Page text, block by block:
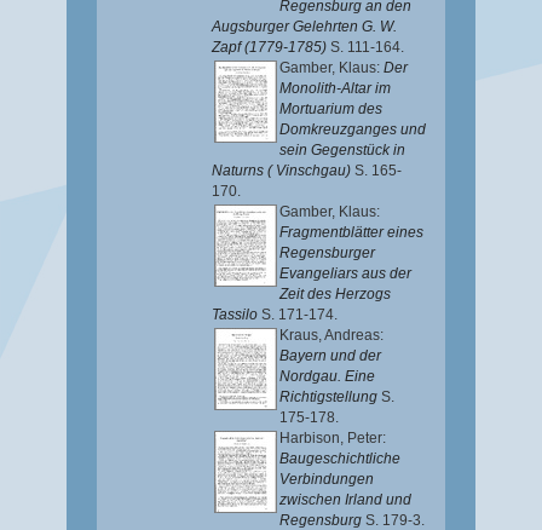
Regensburg an den
Augsburger Gelehrten G. W.
Zapf (1779-1785) S. 111-164.
Gamber, Klaus: Der
Monolith-Altar im
Mortuarium des
Domkreuzganges und
sein Gegenstück in
Naturns ( Vinschgau) S. 165-
170.
Gamber, Klaus:
Fragmentblätter eines
Regensburger
Evangeliars aus der
Zeit des Herzogs
Tassilo S. 171-174.
Kraus, Andreas:
Bayern und der
Nordgau. Eine
Richtigstellung S.
175-178.
Harbison, Peter:
Baugeschichtliche
Verbindungen
zwischen Irland und
Regensburg S. 179-3.